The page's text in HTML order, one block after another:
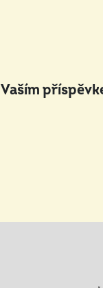
Vaším